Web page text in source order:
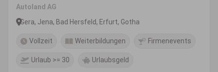
Autoland AG
Gera, Jena, Bad Hersfeld, Erfurt, Gotha
Vollzeit Weiterbildungen Firmenevents
Urlaub >= 30 Urlaubsgeld